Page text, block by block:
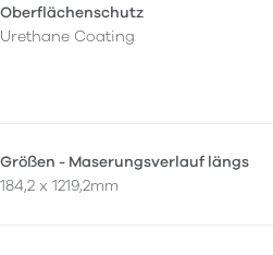
Oberflächenschutz
Urethane Coating
Größen - Maserungsverlauf längs
184,2 x 1219,2mm